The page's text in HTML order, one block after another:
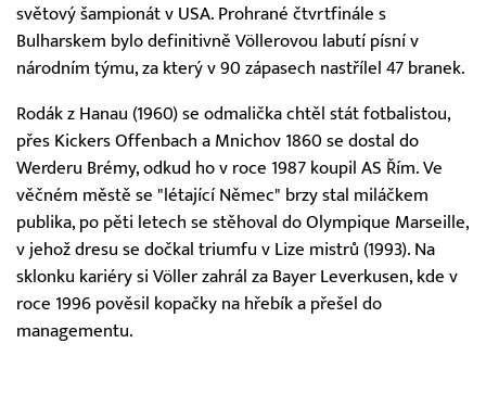
světový šampionát v USA. Prohrané čtvrtfinále s
Bulharskem bylo definitivně Völlerovou labutí písní v
národním týmu, za který v 90 zápasech nastřílel 47 branek.
Rodák z Hanau (1960) se odmalička chtěl stát fotbalistou,
přes Kickers Offenbach a Mnichov 1860 se dostal do
Werderu Brémy, odkud ho v roce 1987 koupil AS Řím. Ve
věčném městě se "létající Němec" brzy stal miláčkem
publika, po pěti letech se stěhoval do Olympique Marseille,
v jehož dresu se dočkal triumfu v Lize mistrů (1993). Na
sklonku kariéry si Völler zahrál za Bayer Leverkusen, kde v
roce 1996 pověsil kopačky na hřebík a přešel do
managementu.